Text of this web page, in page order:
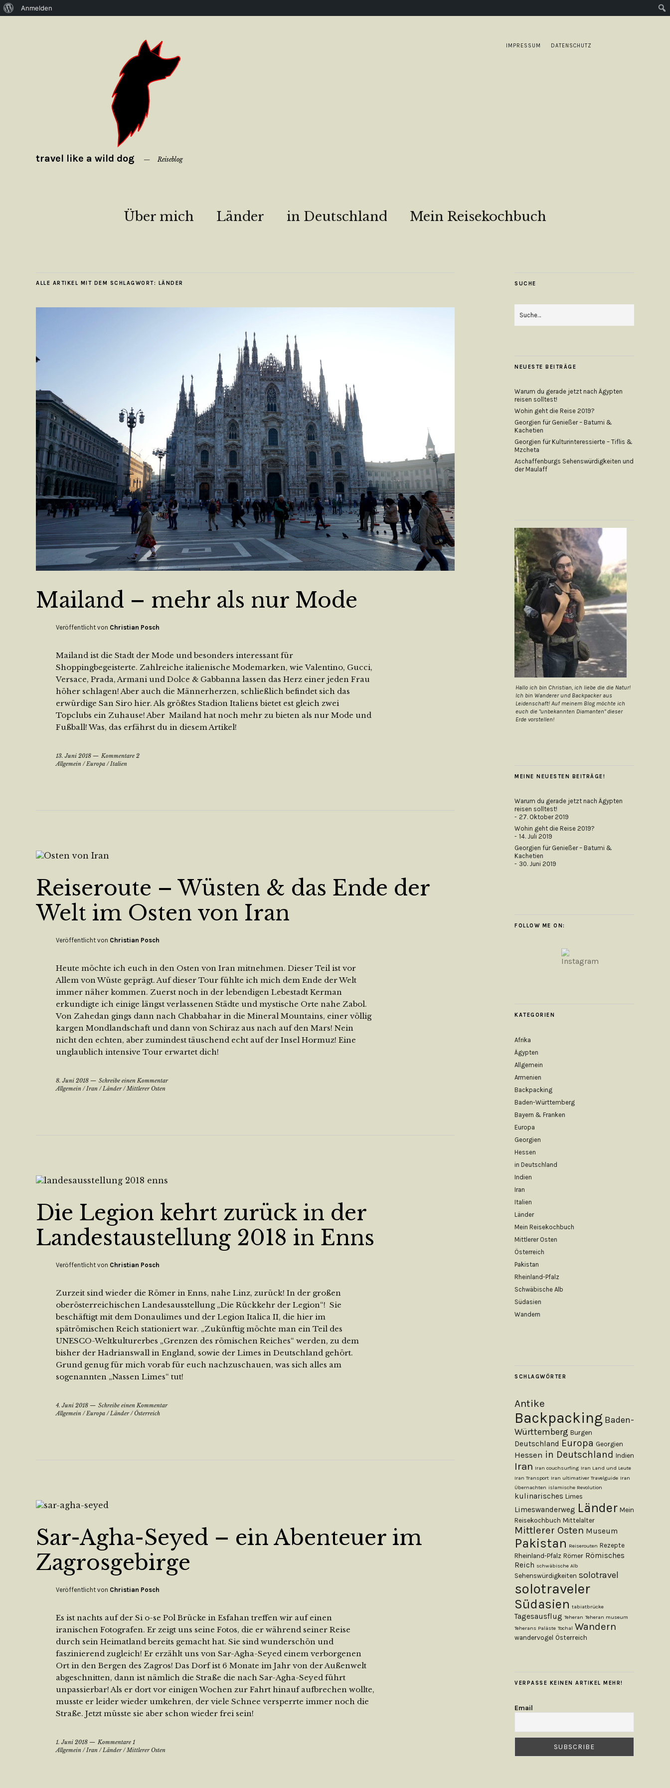
IMPRESSUM DATENSCHUTZ
travel like a wild dog Reiseblog
Über mich Länder in Deutschland Mein Reisekochbuch
ALLE ARTIKEL MIT DEM SCHLAGWORT: LÄNDER
Mailand – mehr als nur Mode
Veröffentlicht von Christian Posch
Mailand ist die Stadt der Mode und besonders interessant für
Shoppingbegeisterte. Zahlreiche italienische Modemarken, wie Valentino, Gucci,
Versace, Prada, Armani und Dolce & Gabbanna lassen das Herz einer jeden Frau
höher schlagen! Aber auch die Männerherzen, schließlich befindet sich das
erwürdige San Siro hier. Als größtes Stadion Italiens bietet est gleich zwei
Topclubs ein Zuhause! Aber Mailand hat noch mehr zu bieten als nur Mode und
Fußball! Was, das erfährst du in diesem Artikel!
13. Juni 2018
Kommentare 2
Allgemein /Europa /Italien
Reiseroute – Wüsten & das Ende der
Welt im Osten von Iran
Veröffentlicht von Christian Posch
Heute möchte ich euch in den Osten von Iran mitnehmen. Dieser Teil ist vor
Allem von Wüste geprägt. Auf dieser Tour fühlte ich mich dem Ende der Welt
immer näher kommen. Zuerst noch in der lebendigen Lebestadt Kerman
erkundigte ich einige längst verlassenen Städte und mystische Orte nahe Zabol.
Von Zahedan gings dann nach Chabbahar in die Mineral Mountains, einer völlig
kargen Mondlandschaft und dann von Schiraz aus nach auf den Mars! Nein
nicht den echten, aber zumindest täuschend echt auf der Insel Hormuz! Eine
unglaublich intensive Tour erwartet dich!
8. Juni 2018
Schreibe einen Kommentar
Allgemein /Iran /Länder/Mittlerer Osten
Die Legion kehrt zurück in der
Landestaustellung 2018 in Enns
Veröffentlicht von Christian Posch
Zurzeit sind wieder die Römer in Enns, nahe Linz, zurück! In der großen
oberösterreichischen Landesausstellung „Die Rückkehr der Legion“! Sie
beschäftigt mit dem Donaulimes und der Legion Italica II, die hier im
spätrömischen Reich stationiert war. „Zukünftig möchte man ein Teil des
UNESCO-Weltkulturerbes „Grenzen des römischen Reiches“ werden, zu dem
bisher der Hadrianswall in England, sowie der Limes in Deutschland gehört.
Grund genug für mich vorab für euch nachzuschauen, was sich alles am
sogenannten „Nassen Limes“ tut!
4. Juni 2018
Schreibe einen Kommentar
Allgemein /Europa /Länder/Österreich
Sar-Agha-Seyed – ein Abenteuer im
Zagrosgebirge
Veröffentlicht von Christian Posch
Es ist nachts auf der Si o-se Pol Brücke in Esfahan treffen wir auf einen
iranischen Fotografen. Er zeigt uns seine Fotos, die er während seiner Reise
durch sein Heimatland bereits gemacht hat. Sie sind wunderschön und
faszinierend zugleich! Er erzählt uns von Sar-Agha-Seyed einem verborgenen
Ort in den Bergen des Zagros! Das Dorf ist 6 Monate im Jahr von der Außenwelt
abgeschnitten, dann ist nämlich die Straße die nach Sar-Agha-Seyed führt
unpassierbar! Als er dort vor einigen Wochen zur Fahrt hinauf aufbrechen wollte,
musste er leider wieder umkehren, der viele Schnee versperrte immer noch die
Straße. Jetzt müsste sie aber schon wieder frei sein!
1. Juni 2018
Kommentare 1
Allgemein /Iran /Länder/Mittlerer Osten
SUCHE
NEUESTE BEITRÄGE
Warum du gerade jetzt nach Ägypten
reisen solltest!
Wohin geht die Reise 2019?
Georgien für Genießer – Batumi &
Kachetien
Georgien für Kulturinteressierte – Tiflis &
Mzcheta
Aschaffenburgs Sehenswürdigkeiten und
der Maulaff
Hallo ich bin Christian, ich liebe die die Natur!
Ich bin Wanderer und Backpacker aus
Leidenschaft! Auf meinem Blog möchte ich
euch die "unbekannten Diamanten" dieser
Erde vorstellen!
MEINE NEUESTEN BEITRÄGE!
Warum du gerade jetzt nach Ägypten
reisen solltest!
27. Oktober 2019
Wohin geht die Reise 2019?
14. Juli 2019
Georgien für Genießer – Batumi &
Kachetien
30. Juni 2019
FOLLOW ME ON:
KATEGORIEN
Afrika
Ägypten
Allgemein
Armenien
Backpacking
Baden-Württemberg
Bayern & Franken
Europa
Georgien
Hessen
in Deutschland
Indien
Iran
Italien
Länder
Mein Reisekochbuch
Mittlerer Osten
Österreich
Pakistan
Rheinland-Pfalz
Schwäbische Alb
Südasien
Wandern
SCHLAGWÖRTER
Antike
Backpacking Baden-
Württemberg Burgen
Deutschland Europa Georgien
Hessen in Deutschland Indien
Iran Iran couchsurfing Iran Land und Leute
Iran Transport Iran ultimativer Travelguide Iran
Übernachten islamische Revolution
kulinarisches Limes
Limeswanderweg Länder Mein
Reisekochbuch Mittelalter
Mittlerer Osten Museum
Pakistan Reiserouten Rezepte
Rheinland-Pfalz Römer Römisches
Reich schwäbische Alb
Sehenswürdigkeiten solotravel
solotraveler
Südasien tabiatbrücke
Tagesausflug Teheran Teheran museum
Teherans Paläste Tochal Wandern
wandervogel Österreich
VERPASSE KEINEN ARTIKEL MEHR!
Email
Über
Anmelden